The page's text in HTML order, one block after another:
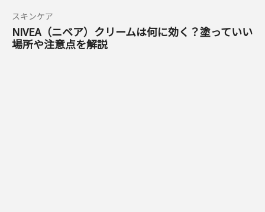
スキンケア
NIVEA（ニベア）クリームは何に効く？塗っていい
場所や注意点を解説